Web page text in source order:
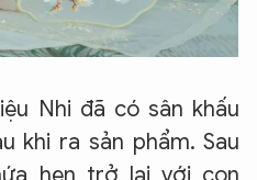
Nhi đã có sân khấu
khi ra sản phẩm. Sau